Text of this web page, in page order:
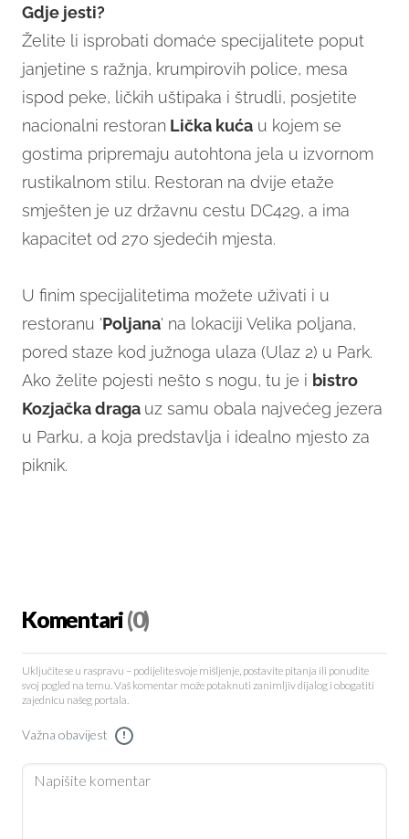
Gdje jesti?
Želite li isprobati domaće specijalitete poput
janjetine s ražnja, krumpirovih police, mesa
ispod peke, ličkih uštipaka i štrudli, posjetite
nacionalni restoran Lička kuća u kojem se
gostima pripremaju autohtona jela u izvornom
rustikalnom stilu. Restoran na dvije etaže
smješten je uz državnu cestu DC429, a ima
kapacitet od 270 sjedećih mjesta.
U finim specijalitetima možete uživati i u
restoranu 'Poljana' na lokaciji Velika poljana,
pored staze kod južnoga ulaza (Ulaz 2) u Park.
Ako želite pojesti nešto s nogu, tu je i bistro
Kozjačka draga uz samu obala najvećeg jezera
u Parku, a koja predstavlja i idealno mjesto za
piknik.
Komentari(0)
Uključite se u raspravu – podijelite svoje mišljenje, postavite pitanja ili ponudite
svoj pogled na temu. Vaš komentar može potaknuti zanimljiv dijalog i obogatiti
zajednicu našeg portala.
Važna obavijest !